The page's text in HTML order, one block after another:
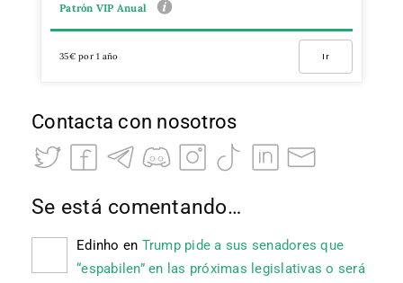
Patrón VIP Anual
35€ por 1 año Ir
Contacta con nosotros
Se está comentando…
Edinho en Trump pide a sus senadores que
“espabilen” en las próximas legislativas o será